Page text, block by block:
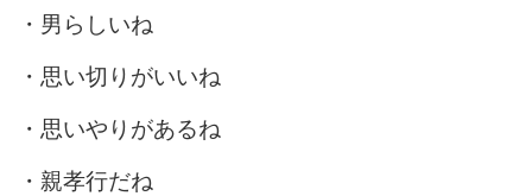
・男らしいね
・思い切りがいいね
・思いやりがあるね
・親孝行だね